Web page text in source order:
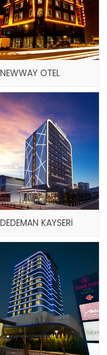
NEWWAY OTEL
DEDEMAN KAYSERİ